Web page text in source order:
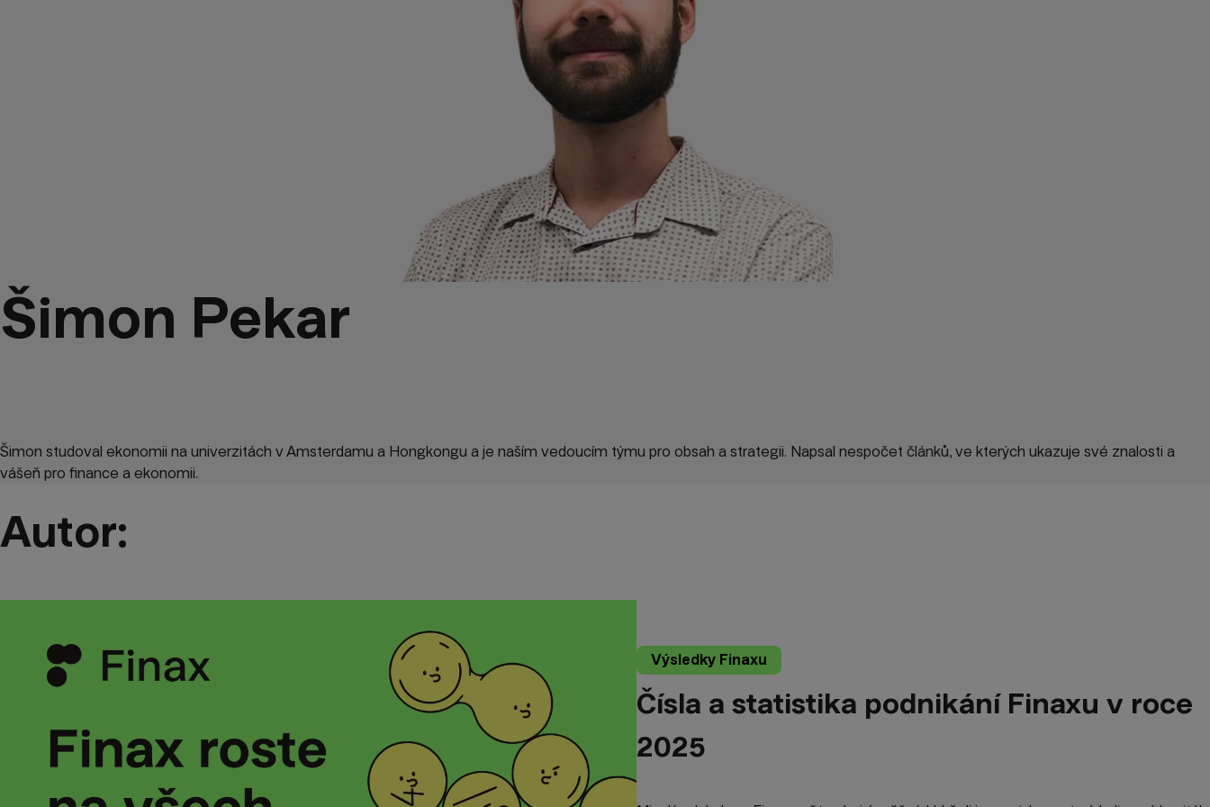
Šimon Pekar
Šimon studoval ekonomii na univerzitách v Amsterdamu a Hongkongu a je naším vedoucím týmu pro obsah a strategii. Napsal nespočet článků, ve kterých ukazuje své znalosti a
vášeň pro finance a ekonomii.
Autor:
Výsledky Finaxu
Čísla a statistika podnikání Finaxu v roce
2025